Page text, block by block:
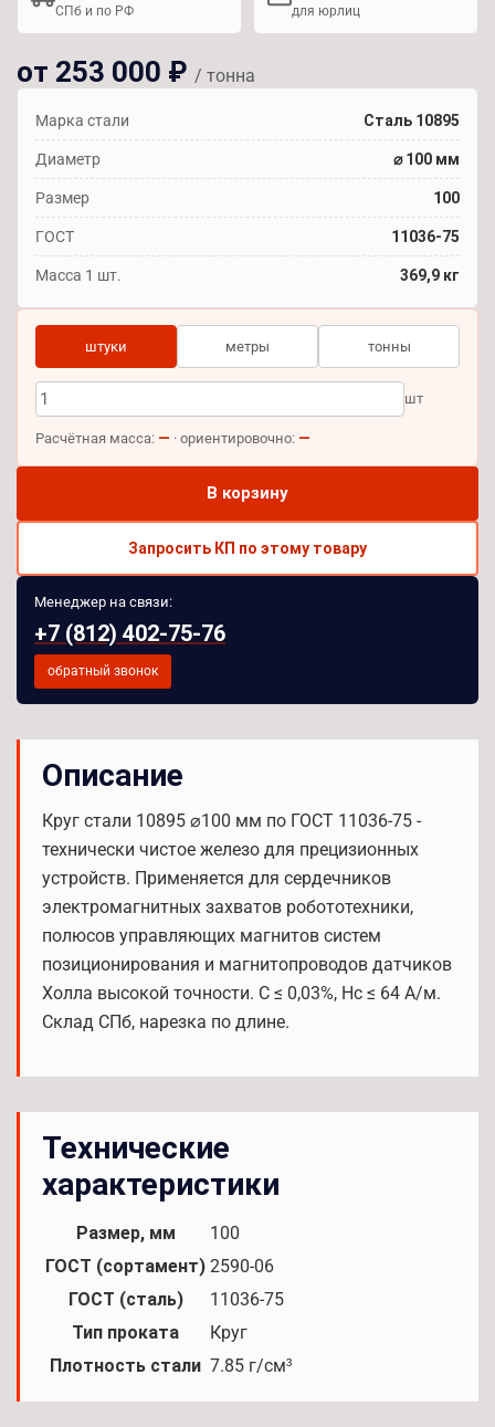
СПб и по РФ для юрлиц
от 253 000 ₽ / тонна
Марка стали Сталь 10895
Диаметр ⌀ 100 мм
Размер 100
ГОСТ 11036-75
Масса 1 шт. 369,9 кг
штуки метры тонны
шт
Расчётная масса: — · ориентировочно: —
В корзину
Запросить КП по этому товару
Менеджер на связи:
+7 (812) 402-75-76
обратный звонок
Описание
Круг стали 10895 ⌀100 мм по ГОСТ 11036-75 -
технически чистое железо для прецизионных
устройств. Применяется для сердечников
электромагнитных захватов робототехники,
полюсов управляющих магнитов систем
позиционирования и магнитопроводов датчиков
Холла высокой точности. C ≤ 0,03%, Hc ≤ 64 А/м.
Склад СПб, нарезка по длине.
Технические
характеристики
Размер, мм
100
ГОСТ (сортамент) 2590-06
ГОСТ (сталь)
11036-75
Тип проката
Круг
Плотность стали 7.85 г/см³